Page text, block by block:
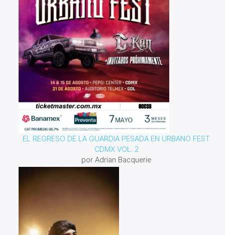
EL REGRESO DE LA GUARDIA PESADA EN URBANO FEST
CDMX VOL. 2
por Adrian Bacquerie